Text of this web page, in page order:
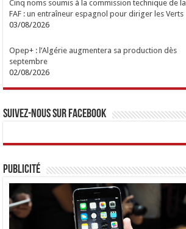
Cinq noms soumis à la commission technique de la
FAF : un entraîneur espagnol pour diriger les Verts
03/08/2026
Opep+ : l’Algérie augmentera sa production dès
septembre
02/08/2026
Suivez-nous sur Facebook
Publicité